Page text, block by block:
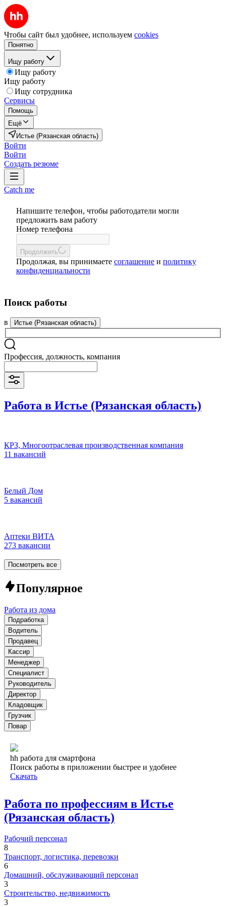
Чтобы сайт был удобнее, используем cookies
Понятно
Ищу работу
Ищу работу
Ищу работу
Ищу сотрудника
Сервисы
Помощь
Ещё
Истье (Рязанская область)
Войти
Войти
Создать резюме
Catch me
Напишите телефон, чтобы работодатели могли
предложить вам работу
Номер телефона
Продолжить
Продолжая, вы принимаете соглашение и политику
конфиденциальности
Поиск работы
в Истье (Рязанская область)
Профессия, должность, компания
Работа в Истье (Рязанская область)
КРЗ, Многоотраслевая производственная компания
11 вакансий
Белый Дом
5 вакансий
Аптеки ВИТА
273 вакансии
Посмотреть все
Популярное
Работа из дома
Подработка
Водитель
Продавец
Кассир
Менеджер
Специалист
Руководитель
Директор
Кладовщик
Грузчик
Повар
hh работа для смартфона
Поиск работы в приложении быстрее и удобнее
Скачать
Работа по профессиям в Истье
(Рязанская область)
Рабочий персонал
8
Транспорт, логистика, перевозки
6
Домашний, обслуживающий персонал
3
Строительство, недвижимость
3